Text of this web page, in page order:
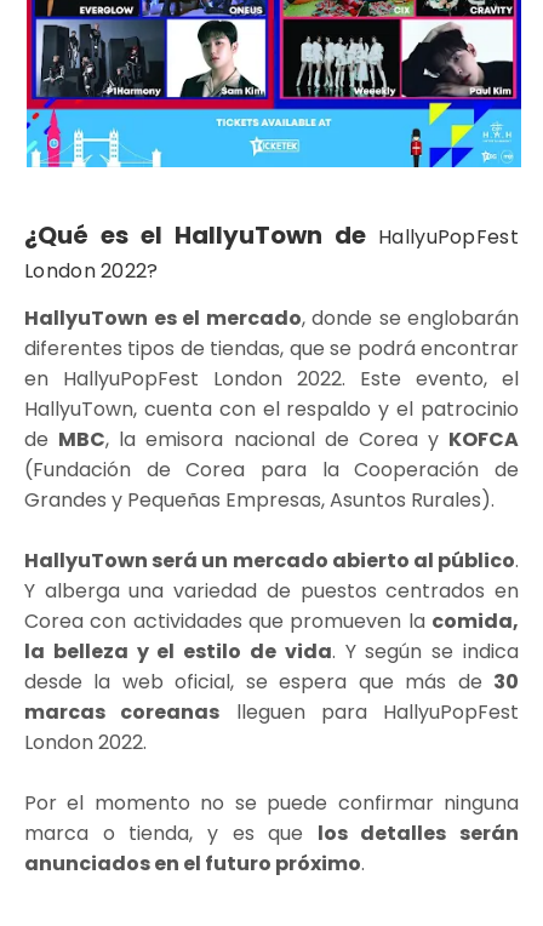
¿Qué es el HallyuTown de HallyuPopFest
London 2022?
HallyuTown es el mercado, donde se englobarán
diferentes tipos de tiendas, que se podrá encontrar
en HallyuPopFest London 2022. Este evento, el
HallyuTown, cuenta con el respaldo y el patrocinio
de MBC, la emisora ​​nacional de Corea y KOFCA
(Fundación de Corea para la Cooperación de
Grandes y Pequeñas Empresas, Asuntos Rurales).
HallyuTown será un mercado abierto al público.
Y alberga una variedad de puestos centrados en
Corea con actividades que promueven la comida,
la belleza y el estilo de vida. Y según se indica
desde la web oficial, se espera que más de 30
marcas coreanas lleguen para HallyuPopFest
London 2022.
Por el momento no se puede confirmar ninguna
marca o tienda, y es que los detalles serán
anunciados en el futuro próximo.